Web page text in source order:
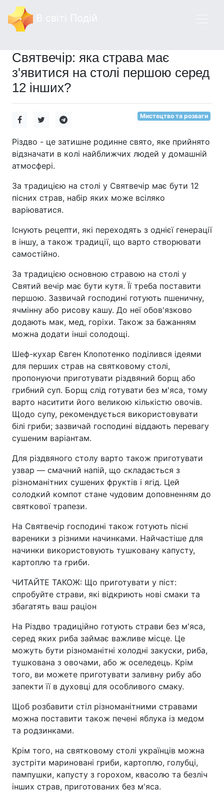
Святвечір: яка страва має
з'явитися на столі першою серед
12 інших?
Мистецтво та розваги
Різдво - це затишне родинне свято, яке прийнято
відзначати в колі найближчих людей у домашній
атмосфері.
За традицією на столі у Святвечір має бути 12
пісних страв, набір яких може всіляко
варіюватися.
Існують рецепти, які переходять з однієї генерації
в іншу, а також традиції, що варто створювати
самостійно.
За традицією основною стравою на столі у
Святий вечір має бути кутя. Її треба поставити
першою. Зазвичай господині готують пшеничну,
ячмінну або рисову кашу. До неї обов'язково
додають мак, мед, горіхи. Також за бажанням
можна додати інші солодощі.
Шеф-кухар Євген Клопотенко поділився ідеями
для перших страв на святковому столі,
пропонуючи приготувати різдвяний борщ або
грибний суп. Борщ слід готувати без м'яса, тому
варто наситити його великою кількістю овочів.
Щодо супу, рекомендується використовувати
білі гриби; зазвичай господині віддають перевагу
сушеним варіантам.
Для різдвяного столу варто також приготувати
узвар — смачний напій, що складається з
різноманітних сушених фруктів і ягід. Цей
солодкий компот стане чудовим доповненням до
святкової трапези.
На Святвечір господині також готують пісні
вареники з різними начинками. Найчастіше для
начинки використовують тушковану капусту,
картоплю та гриби.
ЧИТАЙТЕ ТАКОЖ: Що приготувати у піст:
спробуйте страви, які відкриють нові смаки та
збагатять ваш раціон
На Різдво традиційно готують страви без м'яса,
серед яких риба займає важливе місце. Це
можуть бути різноманітні холодні закуски, риба,
тушкована з овочами, або ж оселедець. Крім
того, ви можете приготувати заливну рибу або
запекти її в духовці для особливого смаку.
Щоб розбавити стіл різноманітними стравами
можна поставити також печені яблука із медом
та родзинками.
Крім того, на святковому столі українців можна
зустріти мариновані гриби, картоплю, голубці,
пампушки, капусту з горохом, квасолю та безліч
інших страв, приготованих без м'яса.